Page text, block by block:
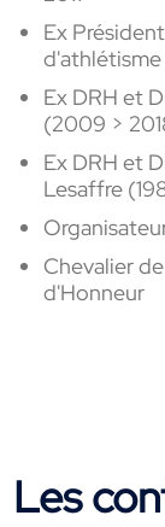
Ex P
d'athlétisme
Ex DRH et
(2009 >
Ex DRH et
Lesaffre
Chevalier
d'Honneur
Les